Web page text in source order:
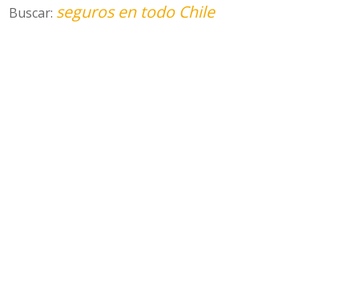
Buscar: seguros en todo Chile